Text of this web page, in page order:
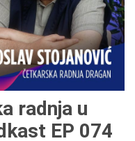
radnja u
EP 074